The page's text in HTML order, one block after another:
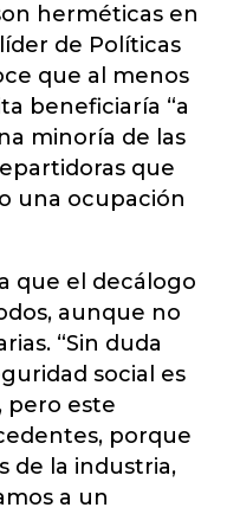
herméticas en
de Políticas
que al menos
beneficiaría “a
minoría de las
que
una ocupación
que el decálogo
aunque no
“Sin duda
social es
pero este
porque
de la industria,
a un